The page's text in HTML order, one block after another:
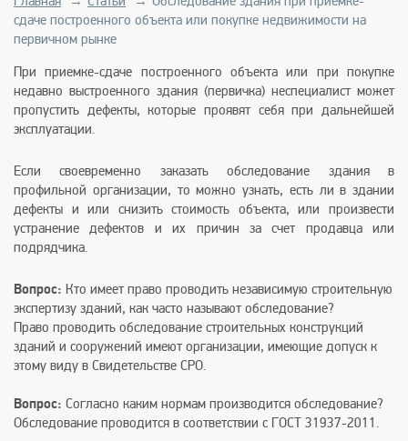
сдаче построенного объекта или покупке недвижимости на
первичном рынке
При приемке-сдаче построенного объекта или при покупке
недавно выстроенного здания (первичка) неспециалист может
пропустить дефекты, которые проявят себя при дальнейшей
эксплуатации.
Если своевременно заказать обследование здания в
профильной организации, то можно узнать, есть ли в здании
дефекты и или снизить стоимость объекта, или произвести
устранение дефектов и их причин за счет продавца или
подрядчика.
Вопрос: Кто имеет право проводить независимую строительную
экспертизу зданий, как часто называют обследование?
Право проводить обследование строительных конструкций
зданий и сооружений имеют организации, имеющие допуск к
этому виду в Свидетельстве СРО.
Вопрос: Согласно каким нормам производится обследование?
Обследование проводится в соответствии с ГОСТ 31937-2011.